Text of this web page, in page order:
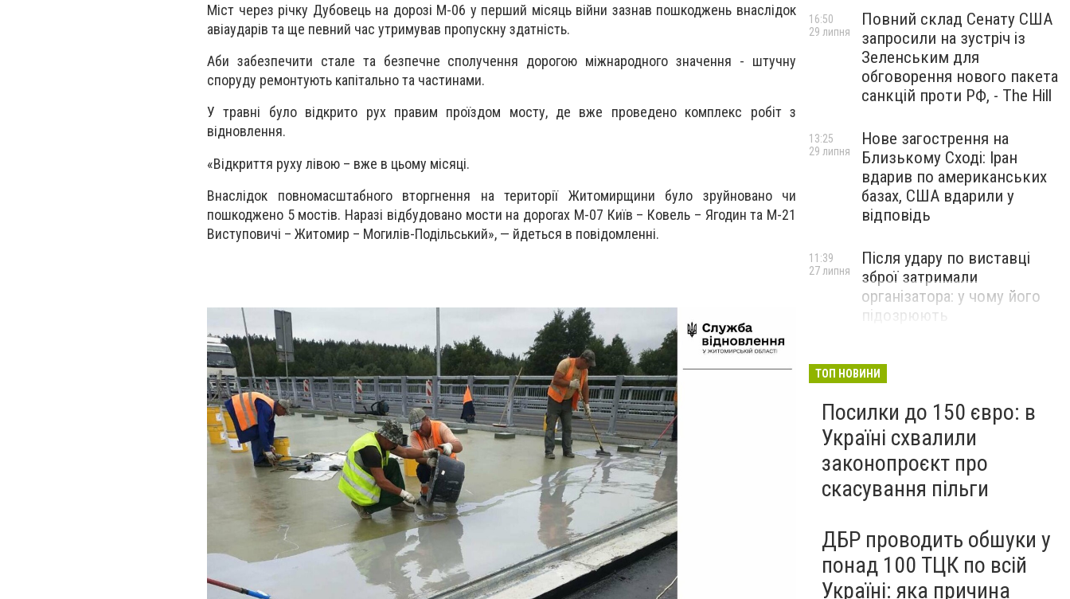
Міст через річку Дубовець на дорозі М-06 у перший місяць війни зазнав пошкоджень внаслідок
авіаударів та ще певний час утримував пропускну здатність.
Аби забезпечити стале та безпечне сполучення дорогою міжнародного значення - штучну
споруду ремонтують капітально та частинами.
У травні було відкрито рух правим проїздом мосту, де вже проведено комплекс робіт з
відновлення.
«Відкриття руху лівою – вже в цьому місяці.
Внаслідок повномасштабного вторгнення на території Житомирщини було зруйновано чи
пошкоджено 5 мостів. Наразі відбудовано мости на дорогах М-07 Київ – Ковель – Ягодин та М-21
Виступовичі – Житомир – Могилів-Подільський», — йдеться в повідомленні.
Повний склад Сенату США
запросили на зустріч із
Зеленським для
обговорення нового пакета
санкцій проти РФ, - The Hill
16:50
29 липня
Нове загострення на
Близькому Сході: Іран
вдарив по американських
базах, США вдарили у
відповідь
13:25
29 липня
Після удару по виставці
зброї затримали
організатора: у чому його
підозрюють
11:39
27 липня
ТОП НОВИНИ
Посилки до 150 євро: в
Україні схвалили
законопроєкт про
скасування пільги
ДБР проводить обшуки у
понад 100 ТЦК по всій
Україні: яка причина